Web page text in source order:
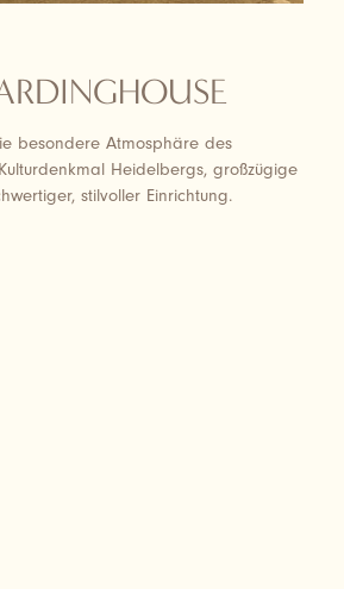
besondere Atmosphäre des
Heidelbergs, großzügige
stilvoller Einrichtung.